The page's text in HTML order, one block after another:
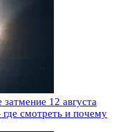
12 августа
смотреть и почему